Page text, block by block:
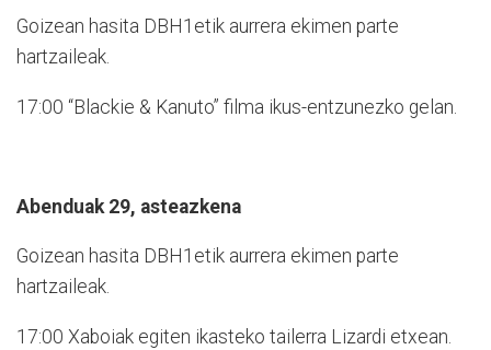
Goizean hasita DBH1etik aurrera ekimen parte
hartzaileak.
17:00 “Blackie & Kanuto” filma ikus-entzunezko gelan.
Abenduak 29, asteazkena
Goizean hasita DBH1etik aurrera ekimen parte
hartzaileak.
17:00 Xaboiak egiten ikasteko tailerra Lizardi etxean.